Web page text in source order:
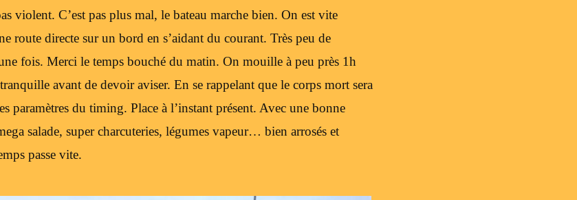
violent. C’est pas plus mal, le bateau marche bien. On est vite
route directe sur un bord en s’aidant du courant. Très peu de
fois. Merci le temps bouché du matin. On mouille à peu près 1h
avant de devoir aviser. En se rappelant que le corps mort sera
paramètres du timing. Place à l’instant présent. Avec une bonne
salade, super charcuteries, légumes vapeur… bien arrosés et
passe vite.